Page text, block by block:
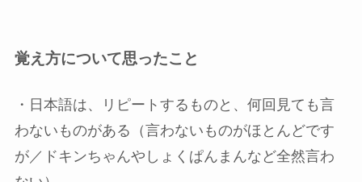
覚え方について思ったこと
・日本語は、リピートするものと、何回見ても言
わないものがある（言わないものがほとんどです
が／ドキンちゃんやしょくぱんまんなど全然言わ